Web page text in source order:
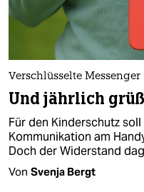
Verschlüsselte Messenger
Und jährlich
Für den Kinderschutz
Kommunikation am
Doch der Widerstand
Von Svenja Bergt